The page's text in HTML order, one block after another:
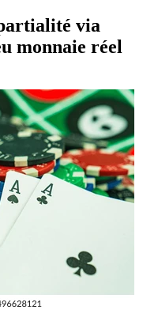
via
monnaie réel